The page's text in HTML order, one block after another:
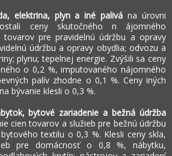
elektrina, plyn a iné palivá na úrovni
ceny skutočného n
ájomného
tovarov pre pravidelnú údržbu a opravy
údržbu a opravy obydlia; odvozu a
plynu; tepelnej energie. Zvýšili sa ceny
o 0,2 %, imputovaného nájomného
palív zhodne o 0,1 %. Ceny iných
bývanie klesli o 0,3 %.
bytové zariadenie a bežná údržba
cien tovarov a služieb pre bežnú údržbu
textilu o 0,3 %. Klesli ceny skla,
pre domácnosť o 0,8 %, nábytku,